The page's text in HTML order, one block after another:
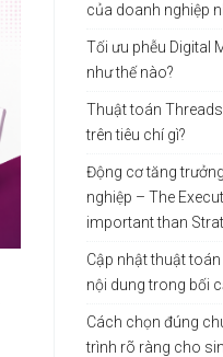
của doanh nghiệp
Tối ưu phễu Digital
như thế nào?
Thuật toán
trên tiêu chí gì?
Động cơ tăng
nghiệp – The
important than
Cập nhật thuật
nội dung trong bối
Cách chọn đúng
trình rõ ràng cho